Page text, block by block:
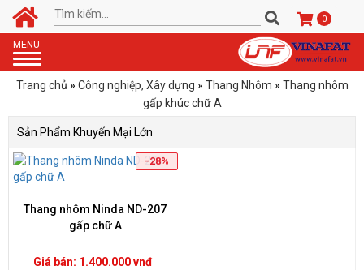
0
Toggle
navigation
MENU
Trang chủ » Công nghiệp, Xây dựng » Thang Nhôm » Thang nhôm
gấp khúc chữ A
Sản Phẩm Khuyến Mại Lớn
Thang nhôm Ninda ND-207
gấp chữ A
Giá bán: 1.400.000 vnđ
-28%